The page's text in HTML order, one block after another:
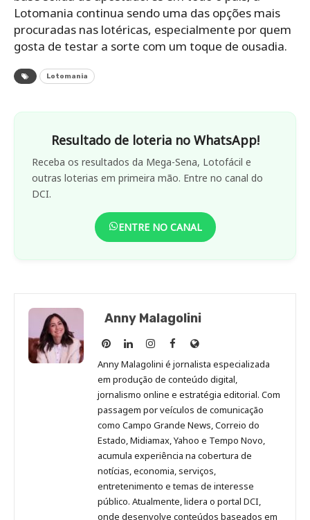
Lotomania continua sendo uma das opções mais
procuradas nas lotéricas, especialmente por quem
gosta de testar a sorte com um toque de ousadia.
Lotomania
Resultado de loteria no WhatsApp!
Receba os resultados da Mega-Sena, Lotofácil e
outras loterias em primeira mão. Entre no canal do
DCI.
ENTRE NO CANAL
Anny Malagolini
Anny
Malagolini
no
Pinterest
Anny
Malagolini
no
LinkedIn
Anny
Malagolini
no
Instagram
Anny
Malagolini
no
Facebook
Site
de
Anny
Malagolini
Anny Malagolini é jornalista especializada
em produção de conteúdo digital,
jornalismo online e estratégia editorial. Com
passagem por veículos de comunicação
como Campo Grande News, Correio do
Estado, Midiamax, Yahoo e Tempo Novo,
acumula experiência na cobertura de
notícias, economia, serviços,
entretenimento e temas de interesse
público. Atualmente, lidera o portal DCI,
onde desenvolve conteúdos baseados em